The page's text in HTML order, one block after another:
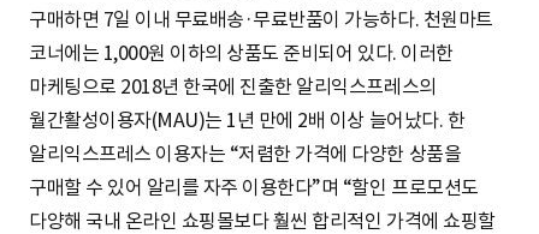
구매하면 7일 이내 무료배송·무료반품이 가능하다. 천원마트
코너에는 1,000원 이하의 상품도 준비되어 있다. 이러한
마케팅으로 2018년 한국에 진출한 알리익스프레스의
월간활성이용자(MAU)는 1년 만에 2배 이상 늘어났다. 한
알리익스프레스 이용자는 “저렴한 가격에 다양한 상품을
구매할 수 있어 알리를 자주 이용한다”며 “할인 프로모션도
다양해 국내 온라인 쇼핑몰보다 훨씬 합리적인 가격에 쇼핑할